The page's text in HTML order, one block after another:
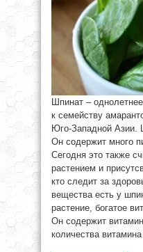
Шпинат –
к семейству
Юго-Западной Азии.
Он содержит много
Сегодня это также
растением и
кто следит за
вещества есть у
растение, богатое
Он содержит
количества